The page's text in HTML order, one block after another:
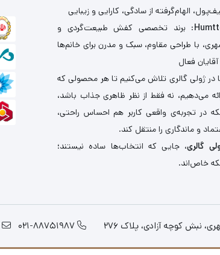
الهام‌گرفته از سادگی، کارایی و زیبایی
: برند تخصصی کفش طبیعت‌گردی و
با طراحی مقاوم، سبک و مدرن برای خانم‌ها
فعال
در ژولی گالری تلاش می‌کنیم تا هر محصولی که
می‌دهیم، نه فقط از نظر ظاهری جذاب باشد،
در تجربه‌ی واقعی کاربر هم احساس راحتی،
و ماندگاری را منتقل کند.
گالری، جایی که انتخاب‌ها ساده نیستند؛
خاص‌اند.
نبش کوچه آزادی، پلاک 276 021-88751987